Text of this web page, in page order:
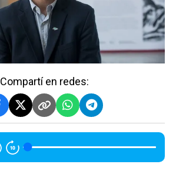
Compartí en redes: